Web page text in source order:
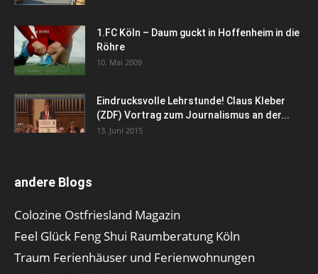
1.FC Köln – Daum guckt in Hoffenheim in die
Röhre
10. Mai 2009
Eindrucksvolle Lehrstunde! Claus Kleber
(ZDF) Vortrag zum Journalismus an der...
13. Juni 2015
andere Blogs
Colozine Ostfriesland Magazin
Feel Glück Feng Shui Raumberatung Köln
Traum Ferienhäuser und Ferienwohnungen